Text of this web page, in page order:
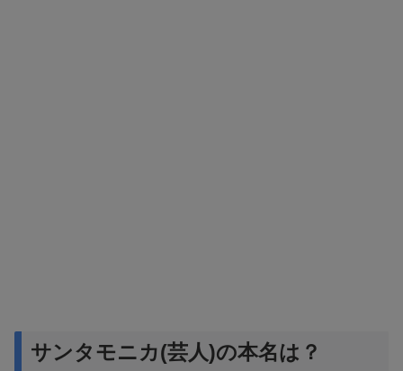
サンタモニカ(芸人)の本名は？